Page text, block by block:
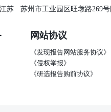
苏 · 苏州市工业园区旺墩路269
网站协议
《发现报告网站服务协议》
《侵权举报》
《研选报告购前协议》